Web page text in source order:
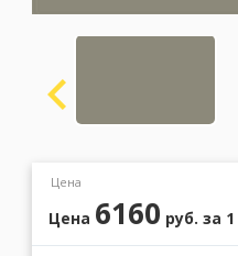
Заказать
Цена
Цена 6160 руб. за